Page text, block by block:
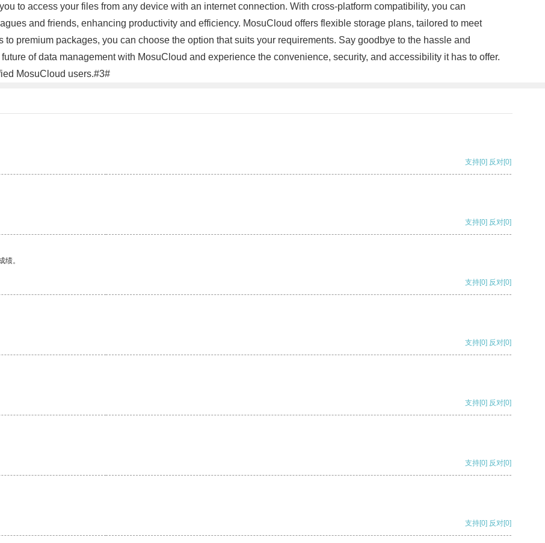
to access your files from any device with an internet connection. With cross-platform compatibility, you can
and friends, enhancing productivity and efficiency. MosuCloud offers flexible storage plans, tailored to meet
premium packages, you can choose the option that suits your requirements. Say goodbye to the hassle and
of data management with MosuCloud and experience the convenience, security, and accessibility it has to offer.
MosuCloud users.#3#
支持[0] 反对[0]
支持[0] 反对[0]
。
支持[0] 反对[0]
支持[0] 反对[0]
支持[0] 反对[0]
支持[0] 反对[0]
支持[0] 反对[0]